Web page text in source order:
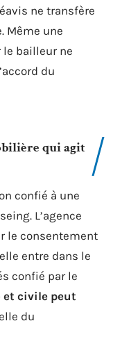
ne transfère
Même une
bailleur ne
du
qui agit
confié à une
L’agence
le consentement
entre dans le
confié par le
et civile peut
du